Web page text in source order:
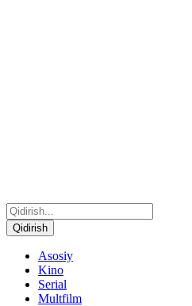
Qidirish
Asosiy
Kino
Serial
Multfilm